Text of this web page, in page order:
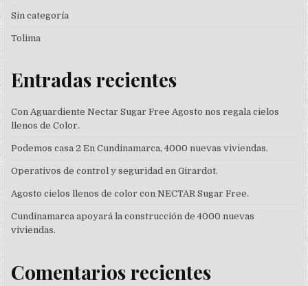
Sin categoría
Tolima
Entradas recientes
Con Aguardiente Nectar Sugar Free Agosto nos regala cielos
llenos de Color.
Podemos casa 2 En Cundinamarca, 4000 nuevas viviendas.
Operativos de control y seguridad en Girardot.
Agosto cielos llenos de color con NECTAR Sugar Free.
Cundinamarca apoyará la construcción de 4000 nuevas
viviendas.
Comentarios recientes